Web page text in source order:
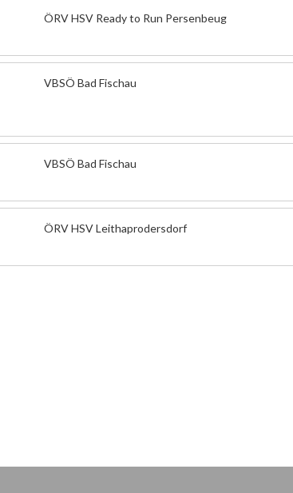
ÖRV HSV Ready to Run Persenbeug
VBSÖ Bad Fischau
VBSÖ Bad Fischau
ÖRV HSV Leithaprodersdorf